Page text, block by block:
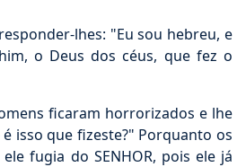
lhes: "Eu sou hebreu, e
o Deus dos céus, que fez o
ficaram horrorizados e lhe
isso que fizeste?" Porquanto os
fugia do SENHOR, pois ele já